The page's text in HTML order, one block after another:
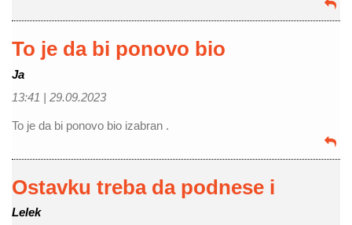
To je da bi ponovo bio
Ja
13:41 | 29.09.2023
To je da bi ponovo bio izabran .
Ostavku treba da podnese i
Lelek